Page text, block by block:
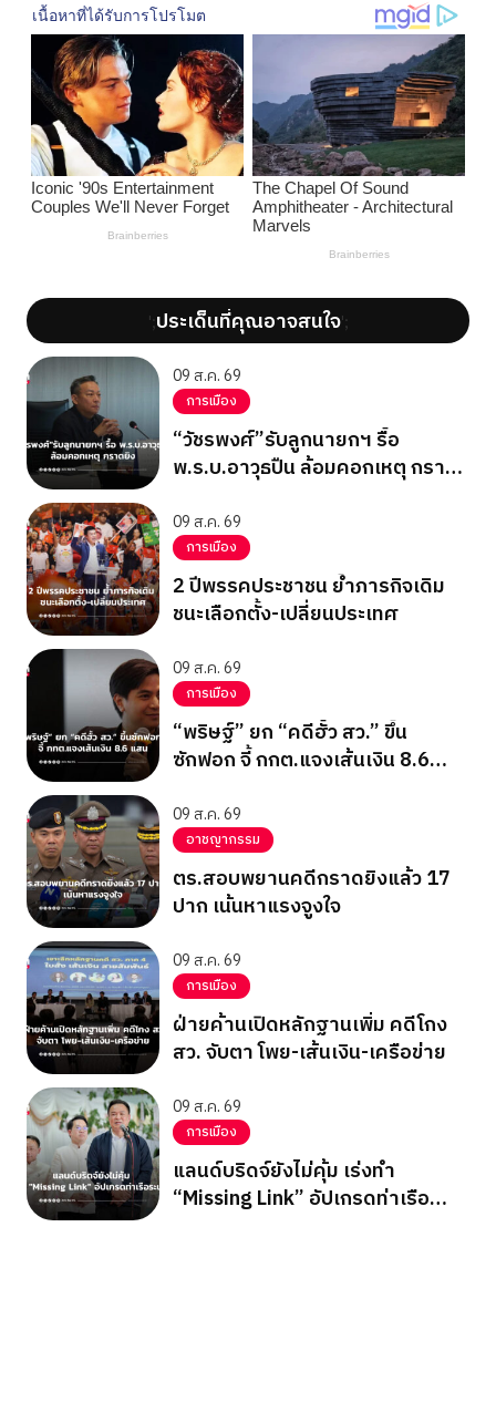
';ประเด็นที่คุณอาจสนใจ';
09 ส.ค. 69
การเมือง
“วัชรพงศ์”รับลูกนายกฯ รื้อ
พ.ร.บ.อาวุธปืน ล้อมคอกเหตุ กราด
09 ส.ค. 69
การเมือง
2 ปีพรรคประชาชน ย้ำภารกิจเดิม
ชนะเลือกตั้ง-เปลี่ยนประเทศ
09 ส.ค. 69
การเมือง
“พริษฐ์” ยก “คดีฮั้ว สว.” ขึ้น
ซักฟอก จี้ กกต.แจงเส้นเงิน 8.6
09 ส.ค. 69
อาชญากรรม
ตร.สอบพยานคดีกราดยิงแล้ว 17
ปาก เน้นหาแรงจูงใจ
09 ส.ค. 69
การเมือง
ฝ่ายค้านเปิดหลักฐานเพิ่ม คดีโกง
สว. จับตา โพย-เส้นเงิน-เครือข่าย
09 ส.ค. 69
การเมือง
แลนด์บริดจ์ยังไม่คุ้ม เร่งทำ
“Missing Link” อัปเกรดท่าเรือ